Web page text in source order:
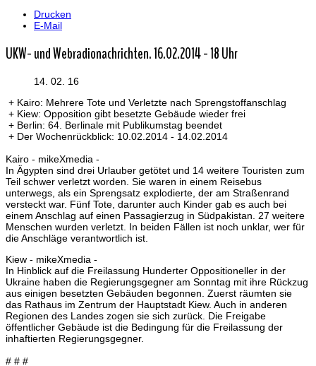
Drucken
E-Mail
UKW- und Webradionachrichten. 16.02.2014 - 18 Uhr
14. 02. 16
+ Kairo: Mehrere Tote und Verletzte nach Sprengstoffanschlag
+ Kiew: Opposition gibt besetzte Gebäude wieder frei
+ Berlin: 64. Berlinale mit Publikumstag beendet
+ Der Wochenrückblick: 10.02.2014 - 14.02.2014
Kairo - mikeXmedia -
In Ägypten sind drei Urlauber getötet und 14 weitere Touristen zum
Teil schwer verletzt worden. Sie waren in einem Reisebus
unterwegs, als ein Sprengsatz explodierte, der am Straßenrand
versteckt war. Fünf Tote, darunter auch Kinder gab es auch bei
einem Anschlag auf einen Passagierzug in Südpakistan. 27 weitere
Menschen wurden verletzt. In beiden Fällen ist noch unklar, wer für
die Anschläge verantwortlich ist.
Kiew - mikeXmedia -
In Hinblick auf die Freilassung Hunderter Oppositioneller in der
Ukraine haben die Regierungsgegner am Sonntag mit ihre Rückzug
aus einigen besetzten Gebäuden begonnen. Zuerst räumten sie
das Rathaus im Zentrum der Hauptstadt Kiew. Auch in anderen
Regionen des Landes zogen sie sich zurück. Die Freigabe
öffentlicher Gebäude ist die Bedingung für die Freilassung der
inhaftierten Regierungsgegner.
# # #